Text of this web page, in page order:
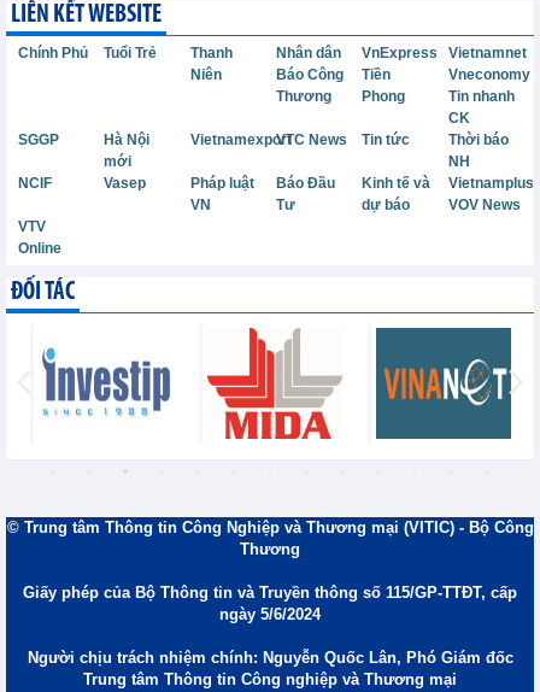
LIÊN KẾT WEBSITE
Chính Phủ Tuổi Trẻ
Thanh
Niên
Nhân dân VnExpress
Vietnamnet
Báo Công
Thương
Tiền
Phong
Vneconomy
Tin nhanh
CK
SGGP
Hà Nội
mới
VietnamexportVTC News Tin tức
Thời báo
NH
NCIF
Vasep
Pháp luật
VN
Báo Đầu
Tư
Kinh tế và
dự báo
Vietnamplus
VOV News
VTV
Online
ĐỐI TÁC
© Trung tâm Thông tin Công Nghiệp và Thương mại (VITIC) - Bộ Công
Thương
Giấy phép của Bộ Thông tin và Truyền thông số 115/GP-TTĐT, cấp
ngày 5/6/2024
Người chịu trách nhiệm chính: Nguyễn Quốc Lân, Phó Giám đốc
Trung tâm Thông tin Công nghiệp và Thương mại